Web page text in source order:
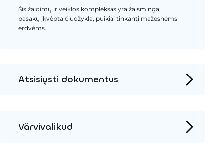
Šis žaidimų ir veiklos kompleksas yra žaisminga,
pasakų įkvėpta čiuožykla, puikiai tinkanti mažesnėms
erdvėms.
Atsisiųsti dokumentus
Värvivalikud